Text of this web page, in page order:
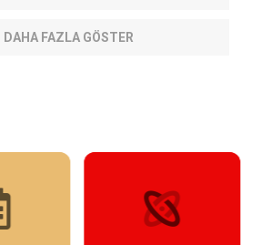
DAHA FAZLA GÖSTER